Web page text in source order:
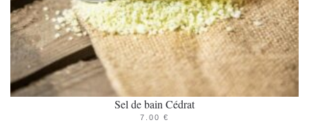
du
produit
Sel de bain Cédrat
7.00 €